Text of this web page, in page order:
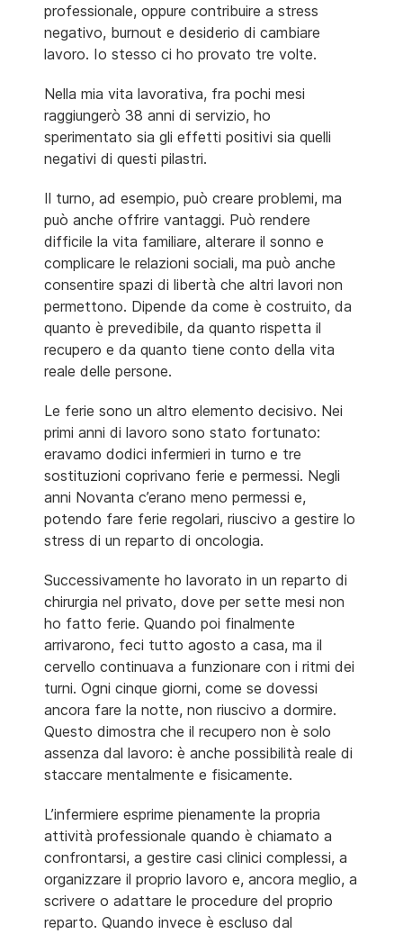
professionale, oppure contribuire a stress
negativo, burnout e desiderio di cambiare
lavoro. Io stesso ci ho provato tre volte.
Nella mia vita lavorativa, fra pochi mesi
raggiungerò 38 anni di servizio, ho
sperimentato sia gli effetti positivi sia quelli
negativi di questi pilastri.
Il turno, ad esempio, può creare problemi, ma
può anche offrire vantaggi. Può rendere
difficile la vita familiare, alterare il sonno e
complicare le relazioni sociali, ma può anche
consentire spazi di libertà che altri lavori non
permettono. Dipende da come è costruito, da
quanto è prevedibile, da quanto rispetta il
recupero e da quanto tiene conto della vita
reale delle persone.
Le ferie sono un altro elemento decisivo. Nei
primi anni di lavoro sono stato fortunato:
eravamo dodici infermieri in turno e tre
sostituzioni coprivano ferie e permessi. Negli
anni Novanta c’erano meno permessi e,
potendo fare ferie regolari, riuscivo a gestire lo
stress di un reparto di oncologia.
Successivamente ho lavorato in un reparto di
chirurgia nel privato, dove per sette mesi non
ho fatto ferie. Quando poi finalmente
arrivarono, feci tutto agosto a casa, ma il
cervello continuava a funzionare con i ritmi dei
turni. Ogni cinque giorni, come se dovessi
ancora fare la notte, non riuscivo a dormire.
Questo dimostra che il recupero non è solo
assenza dal lavoro: è anche possibilità reale di
staccare mentalmente e fisicamente.
L’infermiere esprime pienamente la propria
attività professionale quando è chiamato a
confrontarsi, a gestire casi clinici complessi, a
organizzare il proprio lavoro e, ancora meglio, a
scrivere o adattare le procedure del proprio
reparto. Quando invece è escluso dal